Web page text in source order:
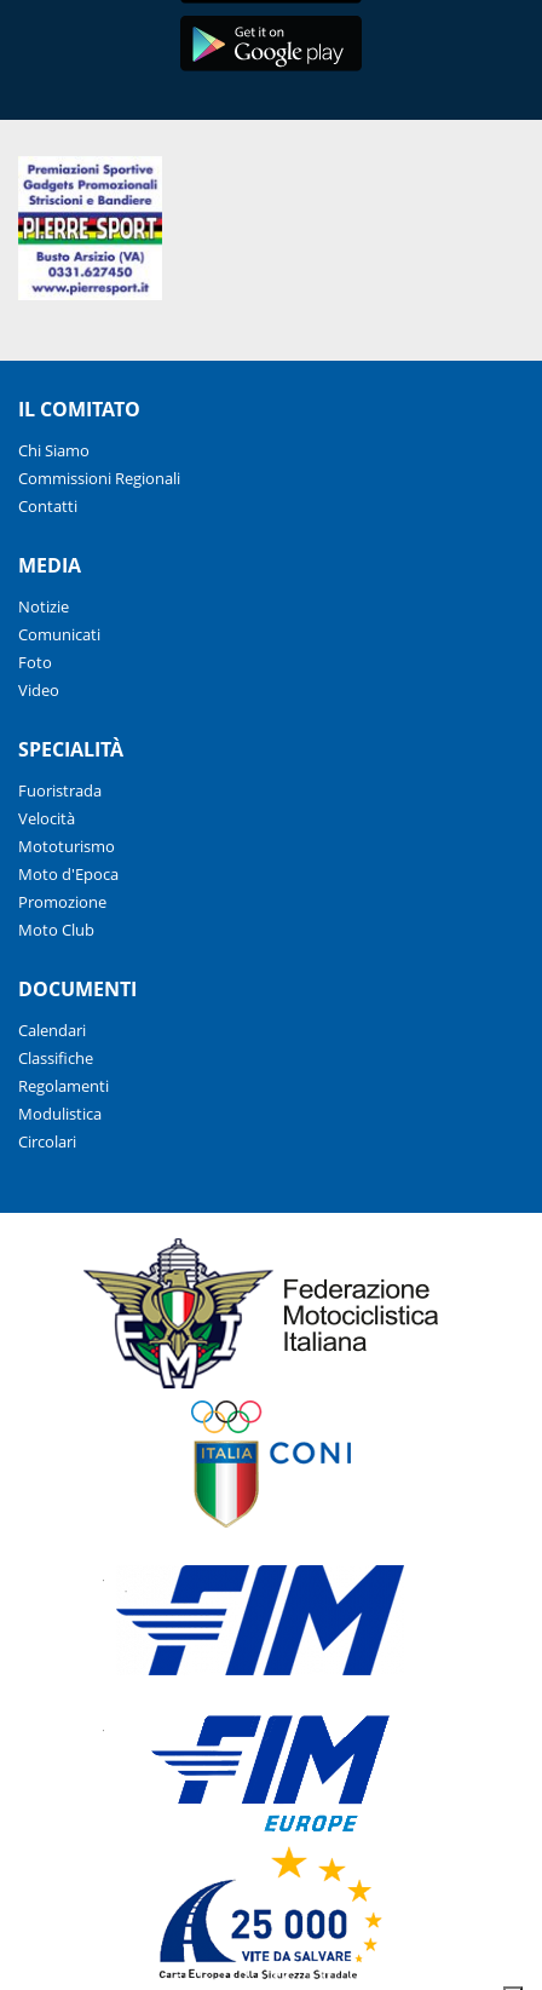
IL COMITATO
Chi Siamo
Commissioni Regionali
Contatti
MEDIA
Notizie
Comunicati
Foto
Video
SPECIALITÀ
Fuoristrada
Velocità
Mototurismo
Moto d'Epoca
Promozione
Moto Club
DOCUMENTI
Calendari
Classifiche
Regolamenti
Modulistica
Circolari